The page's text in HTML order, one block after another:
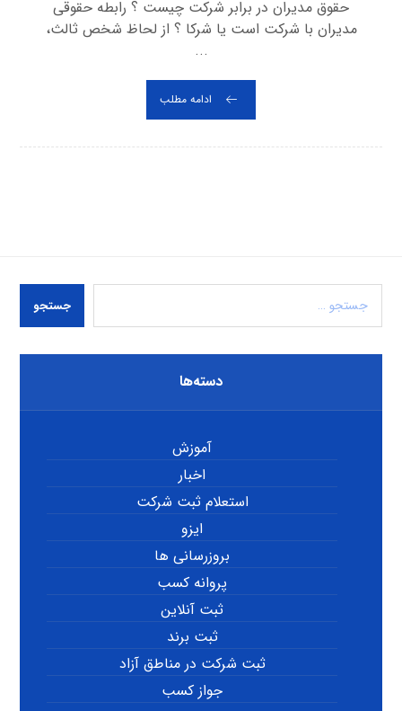
حقوق مدیران در برابر شرکت چیست ؟ رابطه حقوقی
مدیران با شرکت است یا شرکا ؟ از لحاظ شخص ثالث،
...
ادامه مطلب
جستجو
دسته‌ها
آموزش
اخبار
استعلام ثبت شرکت
ایزو
بروزرسانی ها
پروانه کسب
ثبت آنلاین
ثبت برند
ثبت شرکت در مناطق آزاد
جواز کسب